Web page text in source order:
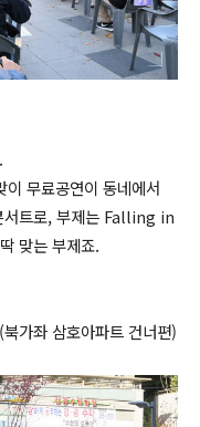
무료공연이 동네에서
서트로, 부제는 Falling in
맞는 부제죠.
가좌 삼호아파트 건너편)